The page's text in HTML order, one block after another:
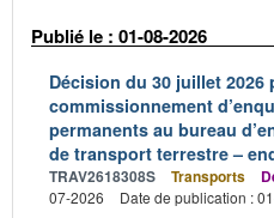
Publié le : 01-08-2026
Décision du 30 juillet
commissionnement
permanents au bureau
de transport terrestre –
TRAV2618308S Transports
07-2026
Date de publication :